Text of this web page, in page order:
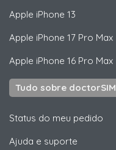
Apple iPhone 13
Apple iPhone 17 Pro Max
Apple iPhone 16 Pro Max
Tudo sobre doctorSIM
Status do meu pedido
Ajuda e suporte